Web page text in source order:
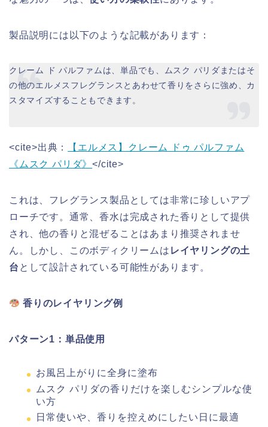
製品説明には以下のような記載があります：
クレーム ド パルファムは、単品でも、ムスク パリダまたはそ
の他のエルメスフレグランスとあわせて香りをさらに強め、カ
スタマイズすることもできます。
<cite>出典：
【エルメス】クレーム ドゥ パルファム
《ムスク パリダ》</cite>
これは、フレグランス製品としては非常に珍しいアプ
ローチです。通常、香水は完成された香りとして提供
され、他の香りと混ぜることはあまり推奨されませ
ん。しかし、このボディクリームは レイヤリングの土
台 として設計されている可能性があります。
香りのレイヤリング例
パターン1：単品使用
お風呂上がりに全身に塗布
ムスク パリダの香りだけを楽しむシンプルな使
い方
日常使いや、香りを控えめにしたい日に最適